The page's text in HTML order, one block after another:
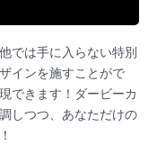
では手に入らない特別
インを施すことがで
できます！ダービーカ
しつつ、あなただけの